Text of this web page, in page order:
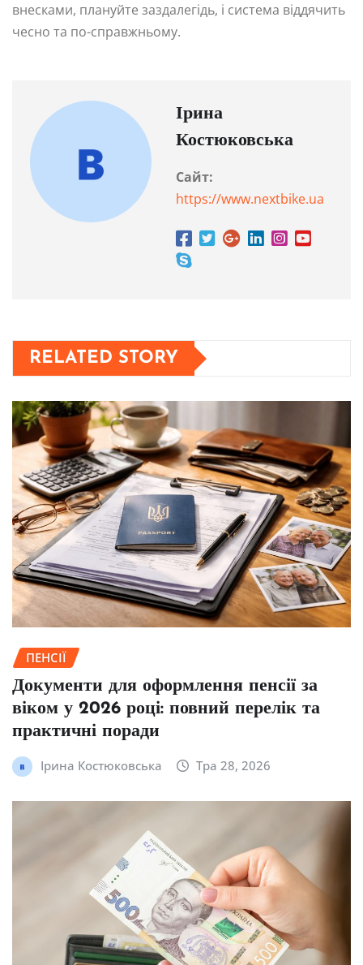
внесками, плануйте заздалегідь, і система віддячить
чесно та по-справжньому.
Ірина
Костюковська
Сайт:
https://www.nextbike.ua
RELATED STORY
ПЕНСІЇ
Документи для оформлення пенсії за
віком у 2026 році: повний перелік та
практичні поради
Ірина Костюковська Тра 28, 2026